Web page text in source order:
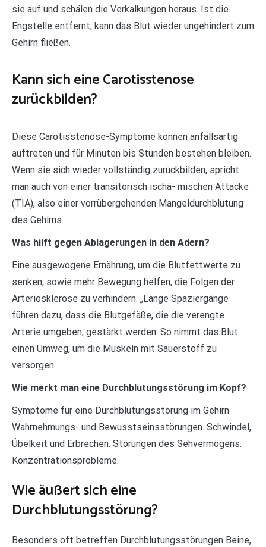
sie auf und schälen die Verkalkungen heraus. Ist die
Engstelle entfernt, kann das Blut wieder ungehindert zum
Gehirn fließen.
Kann sich eine Carotisstenose
zurückbilden?
Diese Carotisstenose-Symptome können anfallsartig
auftreten und für Minuten bis Stunden bestehen bleiben.
Wenn sie sich wieder vollständig zurückbilden, spricht
man auch von einer transitorisch ischä- mischen Attacke
(TIA), also einer vorrübergehenden Mangeldurchblutung
des Gehirns.
Was hilft gegen Ablagerungen in den Adern?
Eine ausgewogene Ernährung, um die Blutfettwerte zu
senken, sowie mehr Bewegung helfen, die Folgen der
Arteriosklerose zu verhindern. „Lange Spaziergänge
führen dazu, dass die Blutgefäße, die die verengte
Arterie umgeben, gestärkt werden. So nimmt das Blut
einen Umweg, um die Muskeln mit Sauerstoff zu
versorgen.
Wie merkt man eine Durchblutungsstörung im Kopf?
Symptome für eine Durchblutungsstörung im Gehirn
Wahrnehmungs- und Bewusstseinsstörungen. Schwindel,
Übelkeit und Erbrechen. Störungen des Sehvermögens.
Konzentrationsprobleme.
Wie äußert sich eine
Durchblutungsstörung?
Besonders oft betreffen Durchblutungsstörungen Beine,